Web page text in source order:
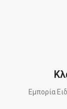
Εμπορία